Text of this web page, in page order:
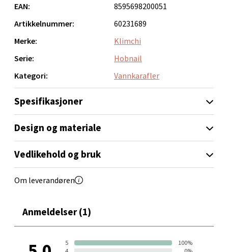
nyanser kan variere litt avhengig av
håndlagde natur.
EAN:
8595698200051
Artikkelnummer:
60231689
Merke:
Klimchi
Serie:
Hobnail
Kategori:
Vannkarafler
Spesifikasjoner
Design og materiale
Vedlikehold og bruk
Om leverandøren
Anmeldelser (1)
5
100%
Bergen - Thon Senter Sartor
Sartorvegen 12, 5353 Straume
Åpent i dag 10-21
0 i butikk
Trondheim - Sirkus Shopping
Åpent i dag 09-21